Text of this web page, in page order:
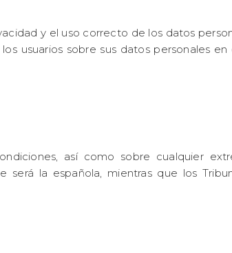
y el uso correcto de los datos
usuarios sobre sus datos personales en
así como sobre cualquier
la española, mientras que los